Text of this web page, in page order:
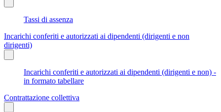
Tassi di assenza
Incarichi conferiti e autorizzati ai dipendenti (dirigenti e non
dirigenti)
Incarichi conferiti e autorizzati ai dipendenti (dirigenti e non) -
in formato tabellare
Contrattazione collettiva